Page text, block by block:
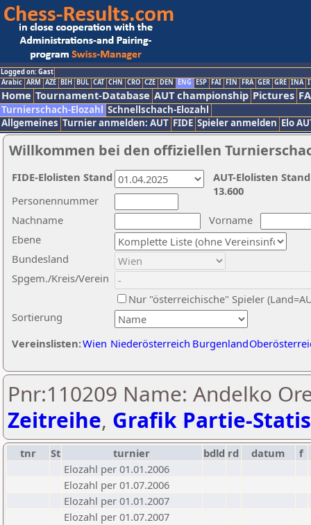
Logged on: Gast
Arabic ARM AZE BIH BUL CAT CHN CRO CZE DEN ENG ESP FAI FIN FRA GER GRE INA
Home Tournament-Database AUT championship Pictures
Turnierschach-Elozahl Schnellschach-Elozahl
Allgemeines Turnier anmelden: AUT FIDE Spieler anmelden Elo
Willkommen bei den offiziellen
Nachname
Vorname
Ebene
Sortierung
Personennummer
Bundesland
Spgem./Kreis/Verein
Nur "österreichische" Spieler
Vereinslisten:Wien Niederösterreich Burgenland
AUT-Elolisten
13.600
FIDE-Elolisten Stand
Pnr:110209 Name: Andelko
Zeitreihe, Grafik Partie-
tnr St turnier bdld rd datum
f
Elozahl per 01.01.2006
Elozahl per 01.07.2006
Elozahl per 01.01.2007
Elozahl per 01.07.2007